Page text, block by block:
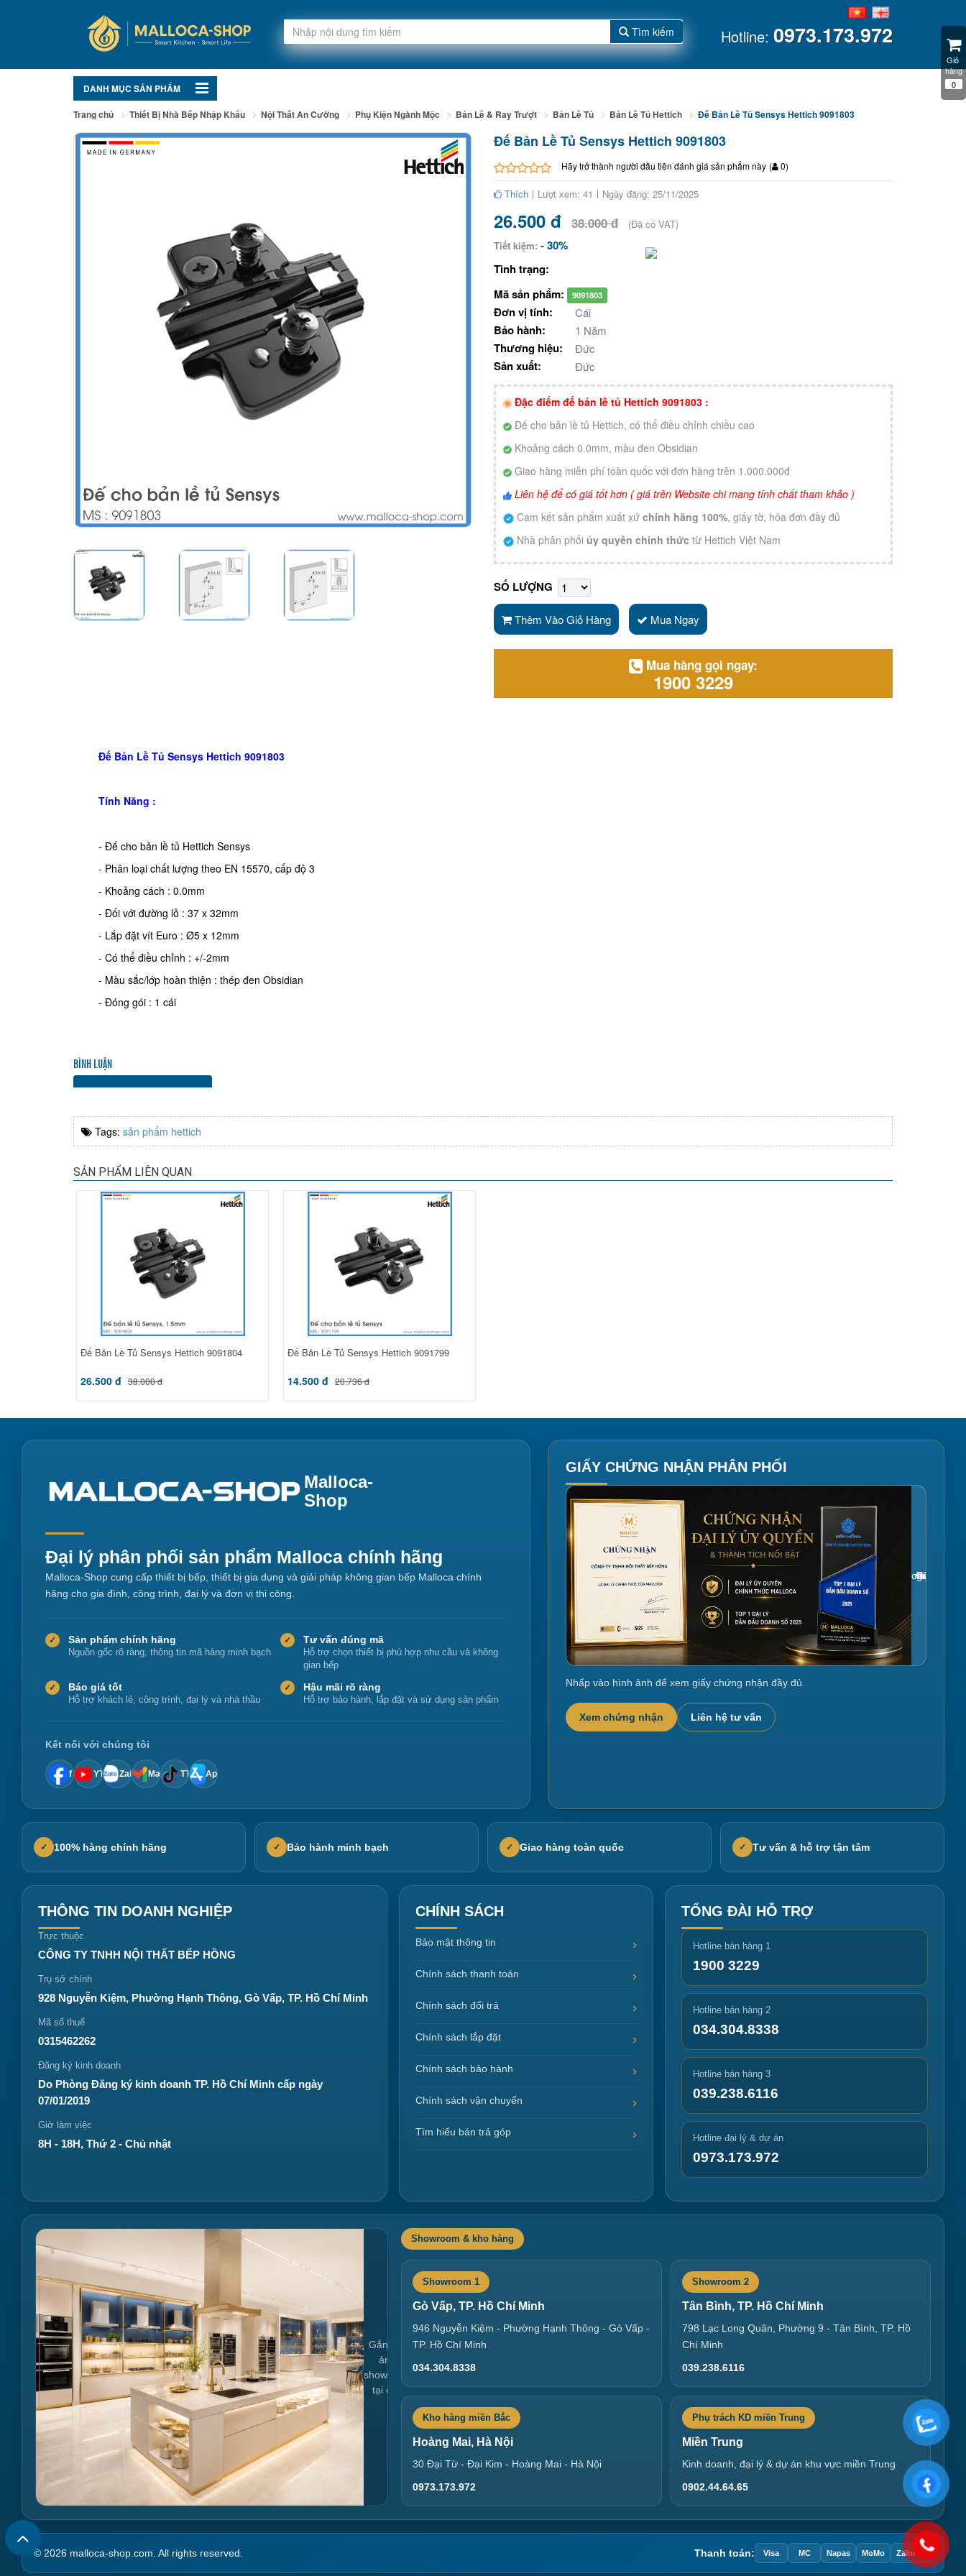
Tìm kiếm Hotline: 0973.173.972
DANH MỤC SẢN PHẨM
Trang chủ
Thiết Bị Nhà Bếp Nhập Khẩu Nội Thất An Cường Phụ Kiện Ngành Mộc Bản Lề & Ray Trượt Bản Lề Tủ Bản Lề Tủ Hettich Đế Bản Lề Tủ Sensys Hettich 9091803
Đế Bản Lề Tủ Sensys Hettich 9091803
Hãy trở thành người đầu tiên đánh giá sản phẩm này ( 0)
Thích Lượt xem: 41 Ngày đăng: 25/11/2025
26.500 đ 38.000 đ
(Đã có VAT)
Tiết kiệm: - 30%
Tình trạng:
Mã sản phẩm:
9091803
Đơn vị tính: Cái
Bảo hành: 1 Năm
Thương hiệu: Đức
Sản xuất: Đức
Đặc điểm đế bản lề tủ Hettich 9091803 :
Đế cho bản lề tủ Hettich, có thể điều chỉnh chiều cao
Khoảng cách 0.0mm, màu đen Obsidian
Giao hàng miễn phí toàn quốc với đơn hàng trên 1.000.000đ
Liên hệ để có giá tốt hơn ( giá trên Website chi mang tính chất tham khảo )
Cam kết sản phẩm xuất xứ chính hãng 100%, giấy tờ, hóa đơn đầy đủ
Nhà phân phối ủy quyền chính thức từ Hettich Việt Nam
SỐ LƯỢNG
Thêm Vào Giỏ Hàng Mua Ngay
Mua hàng gọi ngay:
1900 3229
Đế Bản Lề Tủ Sensys Hettich 9091803
Tính Năng :
- Đế cho bản lề tủ Hettich Sensys
- Phân loại chất lượng theo EN 15570, cấp độ 3
- Khoảng cách : 0.0mm
- Đối với đường lỗ : 37 x 32mm
- Lắp đặt vít Euro : Ø5 x 12mm
- Có thể điều chỉnh : +/-2mm
- Màu sắc/lớp hoàn thiện : thép đen Obsidian
- Đóng gói : 1 cái
BÌNH LUẬN
Bình luận bằng tài khoản Facebook
Tags: sản phẩm hettich
SẢN PHẨM LIÊN QUAN
Đế Bản Lề Tủ Sensys Hettich 9091804
26.500 đ 38.000 đ
Đế Bản Lề Tủ Sensys Hettich 9091799
14.500 đ 20.736 đ
Malloca-
Shop
Đại lý phân phối sản phẩm Malloca chính hãng
Malloca-Shop cung cấp thiết bị bếp, thiết bị gia dụng và giải pháp không gian bếp Malloca chính
hãng cho gia đình, công trình, đại lý và đơn vị thi công.
✓ Sản phẩm chính hãng
Nguồn gốc rõ ràng, thông tin mã hàng minh bạch
✓ Tư vấn đúng mã
Hỗ trợ chọn thiết bị phù hợp nhu cầu và không
gian bếp
✓ Báo giá tốt
Hỗ trợ khách lẻ, công trình, đại lý và nhà thầu
✓ Hậu mãi rõ ràng
Hỗ trợ bảo hành, lắp đặt và sử dụng sản phẩm
Kết nối với chúng tôi
f YT Zalo Mail TT App
GIẤY CHỨNG NHẬN PHÂN PHỐI
Gắn link ảnh giấy chứng nhận tại đây
Nhấp vào hình ảnh để xem giấy chứng nhận đầy đủ.
Xem chứng nhận Liên hệ tư vấn
✓ 100% hàng chính hãng ✓ Bảo hành minh bạch ✓ Giao hàng toàn quốc ✓ Tư vấn & hỗ trợ tận tâm
THÔNG TIN DOANH NGHIỆP
Trực thuộc
CÔNG TY TNHH NỘI THẤT BẾP HỒNG
Trụ sở chính
928 Nguyễn Kiệm, Phường Hạnh Thông, Gò Vấp, TP. Hồ Chí Minh
Mã số thuế
0315462262
Đăng ký kinh doanh
Do Phòng Đăng ký kinh doanh TP. Hồ Chí Minh cấp ngày
07/01/2019
Giờ làm việc
8H - 18H, Thứ 2 - Chủ nhật
CHÍNH SÁCH
Bảo mật thông tin
Chính sách thanh toán
Chính sách đổi trả
Chính sách lắp đặt
Chính sách bảo hành
Chính sách vận chuyển
Tìm hiểu bán trả góp
TỔNG ĐÀI HỖ TRỢ
Hotline bán hàng 1
1900 3229
Hotline bán hàng 2
034.304.8338
Hotline bán hàng 3
039.238.6116
Hotline đại lý & dự án
0973.173.972
Gắn link
ảnh
showroom
tại đây
Showroom & kho hàng
Showroom 1
Gò Vấp, TP. Hồ Chí Minh
946 Nguyễn Kiệm - Phường Hạnh Thông - Gò Vấp -
TP. Hồ Chí Minh
034.304.8338
Showroom 2
Tân Bình, TP. Hồ Chí Minh
798 Lạc Long Quân, Phường 9 - Tân Bình, TP. Hồ
Chí Minh
039.238.6116
Kho hàng miền Bắc
Hoàng Mai, Hà Nội
30 Đại Từ - Đại Kim - Hoàng Mai - Hà Nội
0973.173.972
Phụ trách KD miền Trung
Miền Trung
Kinh doanh, đại lý & dự án khu vực miền Trung
0902.44.64.65
© 2026 malloca-shop.com. All rights reserved. Thanh toán: Visa MC Napas MoMo ZaloPay
Giỏ
hàng
0